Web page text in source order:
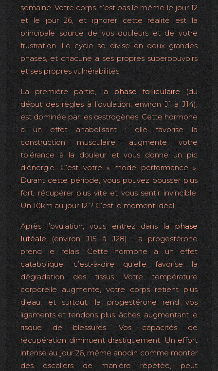
semaine. Votre corps n’est pas le même le jour 12
et le jour 26, et ignorer cette réalité est la
principale source de vos douleurs et de votre
frustration. Le cycle se divise en deux grandes
phases, et chacune a ses propres superpouvoirs
et ses propres vulnérabilités.
La première partie, la phase folliculaire(du
début des règles à l’ovulation, environ J1 à J14),
est dominée par les œstrogènes. Cette hormone
a un effet anabolisant : elle favorise la
construction musculaire, augmente votre
tolérance à la douleur et vous donne un pic
d’énergie. C’est votre « mode performance ».
Durant cette période, vous pouvez pousser plus
fort, récupérer plus vite et vous sentir invincible.
Un 10km au jour 12 ? C’est le moment idéal.
Après l’ovulation, vous entrez dans laphase
lutéale(environ J15 à J28). La progestérone
prend le relais. Cette hormone a un effet
catabolique, c’est-à-dire qu’elle favorise la
dégradation des tissus. Votre température
corporelle augmente, votre corps retient plus
d’eau, et surtout, la progestérone rend vos
ligaments et tendons plus lâches, augmentant le
risque de blessures. Vos capacités de
récupération diminuent drastiquement. Un effort
intense au jour 26, même anodin comme monter
des escaliers de manière répétée, peut